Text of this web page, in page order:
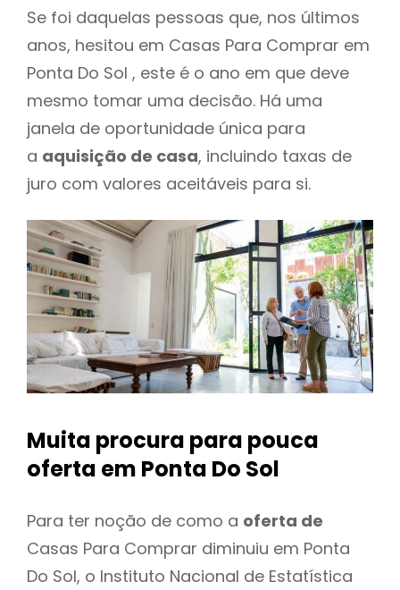
Se foi daquelas pessoas que, nos últimos
anos, hesitou em Casas Para Comprar em
Ponta Do Sol , este é o ano em que deve
mesmo tomar uma decisão. Há uma
janela de oportunidade única para
a aquisição de casa, incluindo taxas de
juro com valores aceitáveis para si.
Muita procura para pouca
oferta em Ponta Do Sol
Para ter noção de como a oferta de
Casas Para Comprar diminuiu em Ponta
Do Sol, o Instituto Nacional de Estatística